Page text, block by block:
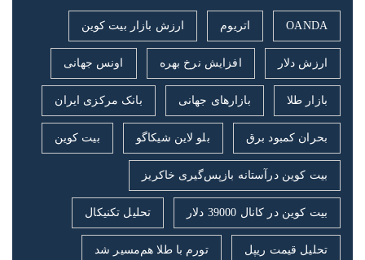
OANDA اتریوم ارزش بازار بیت کوین
ارزش دلار افزایش نرخ بهره اونس جهانی
بازار طلا بازارهای جهانی بانک مرکزی ایران
بحران کمبود برق بلو لاین شیکاگو بیت کوین
بیت کوین درآستانه بازپس‌گیری خاکریز
بیت کوین در کانال 39000 دلار تحلیل تکنیکال
تحلیل قیمت ریپل تورم با طلا هم‌مسیر شد